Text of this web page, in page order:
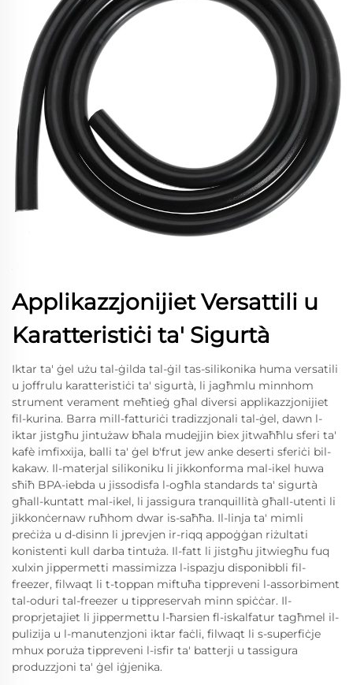
Applikazzjonijiet Versattili u
Karatteristiċi ta' Sigurtà
Iktar ta' ġel użu tal-ġilda tal-ġil tas-silikonika huma versatili
u joffrulu karatteristiċi ta' sigurtà, li jagħmlu minnhom
strument verament meħtieġ għal diversi applikazzjonijiet
fil-kurina. Barra mill-fatturiċi tradizzjonali tal-ġel, dawn l-
iktar jistgħu jintużaw bħala mudejjin biex jitwaħħlu sferi ta'
kafè imfixxija, balli ta' ġel b'frut jew anke deserti sferiċi bil-
kakaw. Il-materjal silikoniku li jikkonforma mal-ikel huwa
sħiħ BPA-iebda u jissodisfa l-ogħla standards ta' sigurtà
għall-kuntatt mal-ikel, li jassigura tranquillità għall-utenti li
jikkonċernaw ruħhom dwar is-saħħa. Il-linja ta' mimli
preċiża u d-disinn li jprevjen ir-riqq appoġġan riżultati
konistenti kull darba tintuża. Il-fatt li jistgħu jitwiegħu fuq
xulxin jippermetti massimizza l-ispazju disponibbli fil-
freezer, filwaqt li t-toppan miftuħa tippreveni l-assorbiment
tal-oduri tal-freezer u tippreservah minn spiċċar. Il-
proprjetajiet li jippermettu l-ħarsien fl-iskalfatur tagħmel il-
pulizija u l-manutenzjoni iktar faċli, filwaqt li s-superfiċje
mhux poruża tippreveni l-isfir ta' batterji u tassigura
produzzjoni ta' ġel iġjenika.